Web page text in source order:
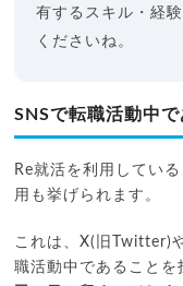
有するスキル・経
くださいね。
SNSで転職活動中
Re就活を利用してい
用も挙げられます。
これは、X(旧Twitter)
職活動中であることを